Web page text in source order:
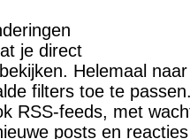
je direct
Helemaal
filters toe te
RSS-feeds, met
posts en